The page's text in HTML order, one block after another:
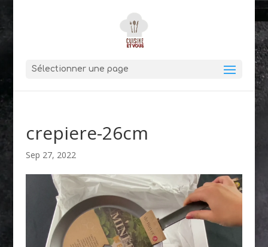
Sélectionner une page
crepiere-26cm
Sep 27, 2022